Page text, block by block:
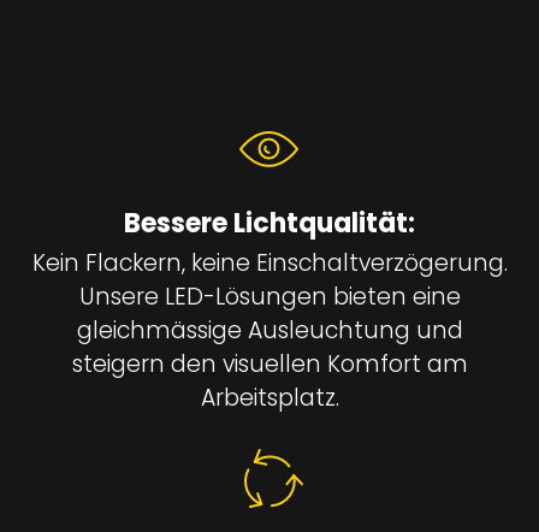
Bessere Lichtqualität:
Kein Flackern, keine Einschaltverzögerung.
Unsere LED-Lösungen bieten eine
gleichmässige Ausleuchtung und
steigern den visuellen Komfort am
Arbeitsplatz.